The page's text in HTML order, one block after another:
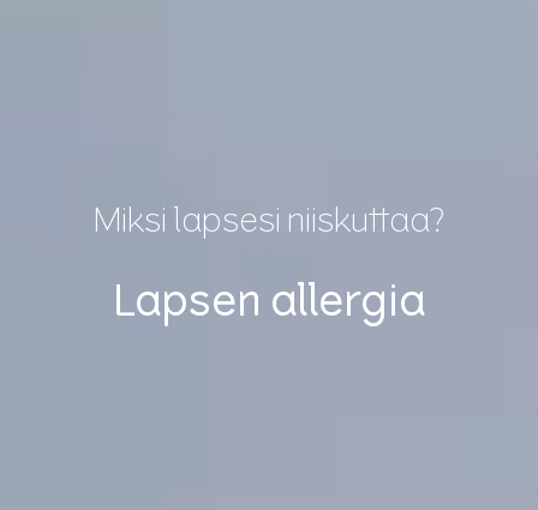
Miksi lapsesi niiskuttaa?
Lapsen allergia